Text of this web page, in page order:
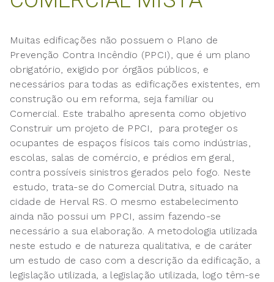
Muitas edificações não possuem o Plano de
Prevenção Contra Incêndio (PPCI), que é um plano
obrigatório, exigido por órgãos públicos, e
necessários para todas as edificações existentes, em
construção ou em reforma, seja familiar ou
Comercial. Este trabalho apresenta como objetivo
Construir um projeto de PPCI, para proteger os
ocupantes de espaços físicos tais como indústrias,
escolas, salas de comércio, e prédios em geral,
contra possíveis sinistros gerados pelo fogo. Neste
estudo, trata-se do Comercial Dutra, situado na
cidade de Herval RS. O mesmo estabelecimento
ainda não possui um PPCI, assim fazendo-se
necessário a sua elaboração. A metodologia utilizada
neste estudo e de natureza qualitativa, e de caráter
um estudo de caso com a descrição da edificação, a
legislação utilizada, a legislação utilizada, logo têm-se